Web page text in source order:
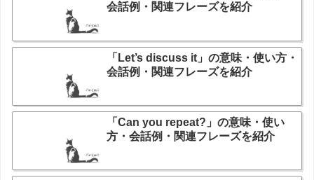
会話例・関連フレーズを紹介
「Let’s discuss it」の意味・使い方・
会話例・関連フレーズを紹介
「Can you repeat?」の意味・使い
方・会話例・関連フレーズを紹介